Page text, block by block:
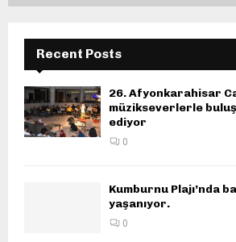
Recent Posts
26. Afyonkarahisar
müzikseverlerle
ediyor
0
Kumburnu Plajı’nda
yaşanıyor.
0